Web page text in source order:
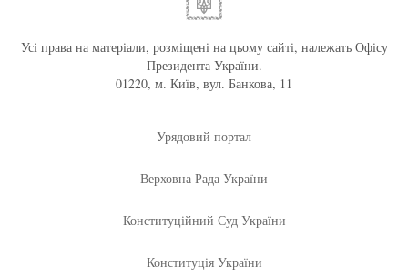
Усі права на матеріали, розміщені на цьому сайті, належать Офісу
Президента України.
01220, м. Київ, вул. Банкова, 11
Урядовий портал
Верховна Рада України
Конституційний Суд України
Конституція України